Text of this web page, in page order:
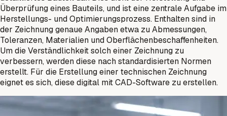
Überprüfung eines Bauteils, und ist eine zentrale Aufgabe im
Herstellungs- und Optimierungsprozess. Enthalten sind in
der Zeichnung genaue Angaben etwa zu Abmessungen,
Toleranzen, Materialien und Oberflächenbeschaffenheiten.
Um die Verständlichkeit solch einer Zeichnung zu
verbessern, werden diese nach standardisierten Normen
erstellt. Für die Erstellung einer technischen Zeichnung
eignet es sich, diese digital mit CAD-Software zu erstellen.